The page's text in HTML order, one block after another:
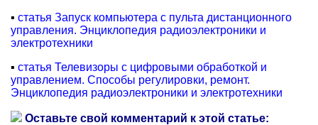
▪ статья Запуск компьютера с пульта дистанционного
управления. Энциклопедия радиоэлектроники и
электротехники
▪ статья Телевизоры с цифровыми обработкой и
управлением. Способы регулировки, ремонт.
Энциклопедия радиоэлектроники и электротехники
Оставьте свой комментарий к этой статье: